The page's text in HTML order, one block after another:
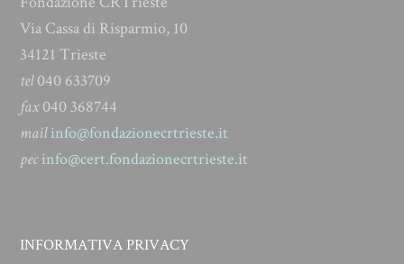
Via Cassa di Risparmio, 10
34121 Trieste
tel040 633709
fax040 368744
mailinfo@fondazionecrtrieste.it
pecinfo@cert.fondazionecrtrieste.it
INFORMATIVA PRIVACY